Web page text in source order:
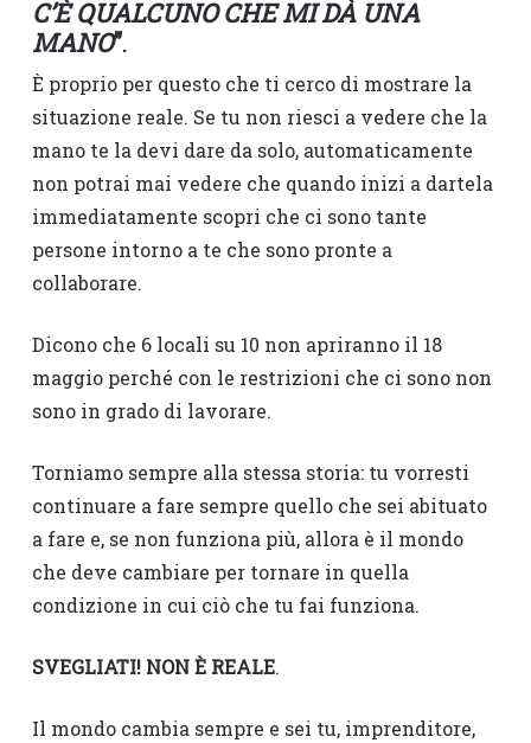
C’È QUALCUNO CHE MI DÀ UNA
MANO”.
È proprio per questo che ti cerco di mostrare la
situazione reale. Se tu non riesci a vedere che la
mano te la devi dare da solo, automaticamente
non potrai mai vedere che quando inizi a dartela
immediatamente scopri che ci sono tante
persone intorno a te che sono pronte a
collaborare.
Dicono che 6 locali su 10 non apriranno il 18
maggio perché con le restrizioni che ci sono non
sono in grado di lavorare.
Torniamo sempre alla stessa storia: tu vorresti
continuare a fare sempre quello che sei abituato
a fare e, se non funziona più, allora è il mondo
che deve cambiare per tornare in quella
condizione in cui ciò che tu fai funziona.
SVEGLIATI! NON È REALE.
Il mondo cambia sempre e sei tu, imprenditore,